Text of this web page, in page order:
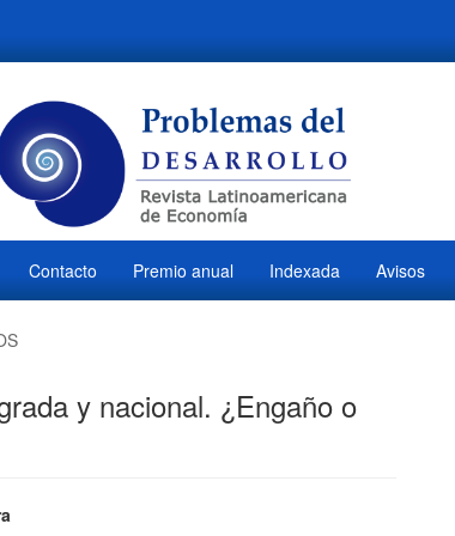
Contacto Premio anual Indexada Avisos
y nacional. ¿Engaño o